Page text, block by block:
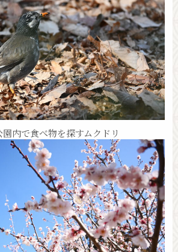
内で食べ物を探すムクドリ